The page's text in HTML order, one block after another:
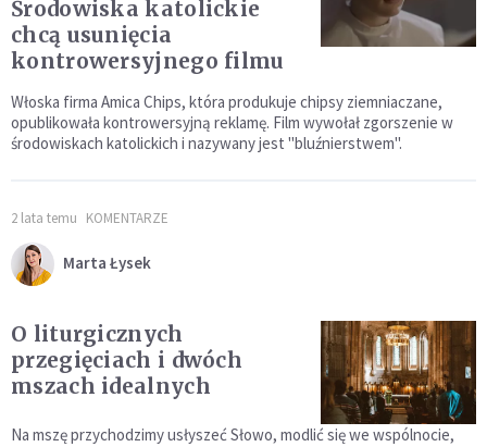
Środowiska katolickie
chcą usunięcia
kontrowersyjnego filmu
Włoska firma Amica Chips, która produkuje chipsy ziemniaczane,
opublikowała kontrowersyjną reklamę. Film wywołał zgorszenie w
środowiskach katolickich i nazywany jest "bluźnierstwem".
2 lata temu KOMENTARZE
Marta Łysek
O liturgicznych
przegięciach i dwóch
mszach idealnych
Na mszę przychodzimy usłyszeć Słowo, modlić się we wspólnocie,